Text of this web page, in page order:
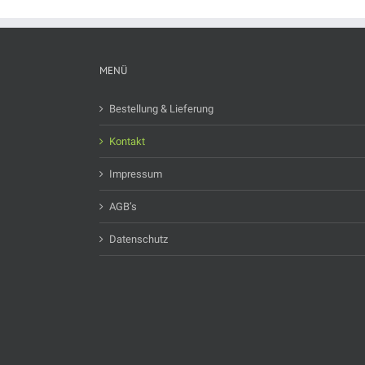
MENÜ
Bestellung & Lieferung
Kontakt
Impressum
AGB’s
Datenschutz